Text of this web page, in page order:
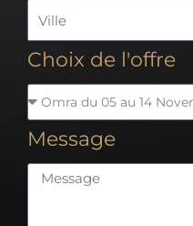
Choix de l'offre
Message